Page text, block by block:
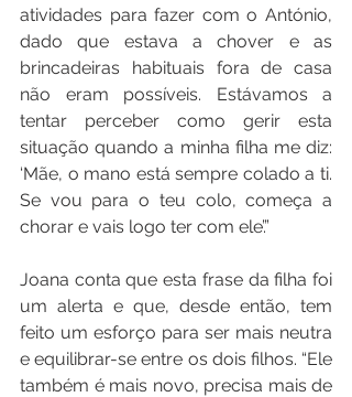
atividades para fazer com o António,
dado que estava a chover e as
brincadeiras habituais fora de casa
não eram possíveis. Estávamos a
tentar perceber como gerir esta
situação quando a minha filha me diz:
‘Mãe, o mano está sempre colado a ti.
Se vou para o teu colo, começa a
chorar e vais logo ter com ele’.”
Joana conta que esta frase da filha foi
um alerta e que, desde então, tem
feito um esforço para ser mais neutra
e equilibrar-se entre os dois filhos. “Ele
também é mais novo, precisa mais de